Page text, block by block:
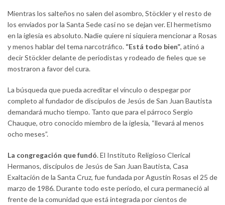
Mientras los salteños no salen del asombro, Stöckler y el resto de
los enviados por la Santa Sede casi no se dejan ver. El hermetismo
en la iglesia es absoluto. Nadie quiere ni siquiera mencionar a Rosas
y menos hablar del tema narcotráfico. “Está todo bien”, atinó a
decir Stöckler delante de periodistas y rodeado de fieles que se
mostraron a favor del cura.
La búsqueda que pueda acreditar el vínculo o despegar por
completo al fundador de discípulos de Jesús de San Juan Bautista
demandará mucho tiempo. Tanto que para el párroco Sergio
Chauque, otro conocido miembro de la iglesia, “llevará al menos
ocho meses”.
La congregación que fundó. El Instituto Religioso Clerical
Hermanos, discípulos de Jesús de San Juan Bautista, Casa
Exaltación de la Santa Cruz, fue fundada por Agustín Rosas el 25 de
marzo de 1986. Durante todo este período, el cura permaneció al
frente de la comunidad que está integrada por cientos de